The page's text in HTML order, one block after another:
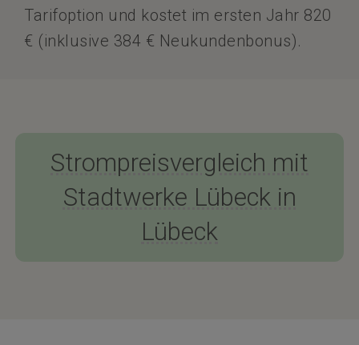
Tarifoption und kostet im ersten Jahr 820
€ (inklusive 384 € Neukundenbonus).
Strompreisvergleich mit
Stadtwerke Lübeck in
Lübeck